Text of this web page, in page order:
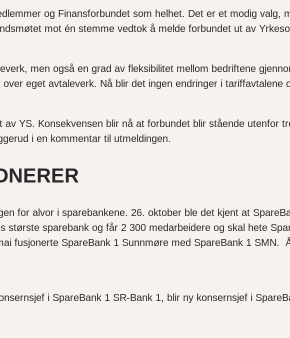
og Finansforbundet som helhet. Det er et modig valg,
mot én stemme vedtok å melde forbundet ut av
men også en grad av fleksibilitet mellom bedriftene
eget avtaleverk. Nå blir det ingen endringer i tariffavtalene
YS. Konsekvensen blir nå at forbundet blir stående utenfor
i en kommentar til utmeldingen.
for alvor i sparebankene. 26. oktober ble det kjent at
største sparebank og får 2 300 medarbeidere og skal hete
fusjonerte SpareBank 1 Sunnmøre med SpareBank 1 SMN.
i SpareBank 1 SR-Bank 1, blir ny konsernsjef i